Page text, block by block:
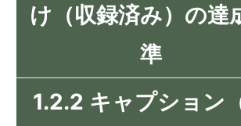
け（収録済み）の達
準
1.2.2 キャプション